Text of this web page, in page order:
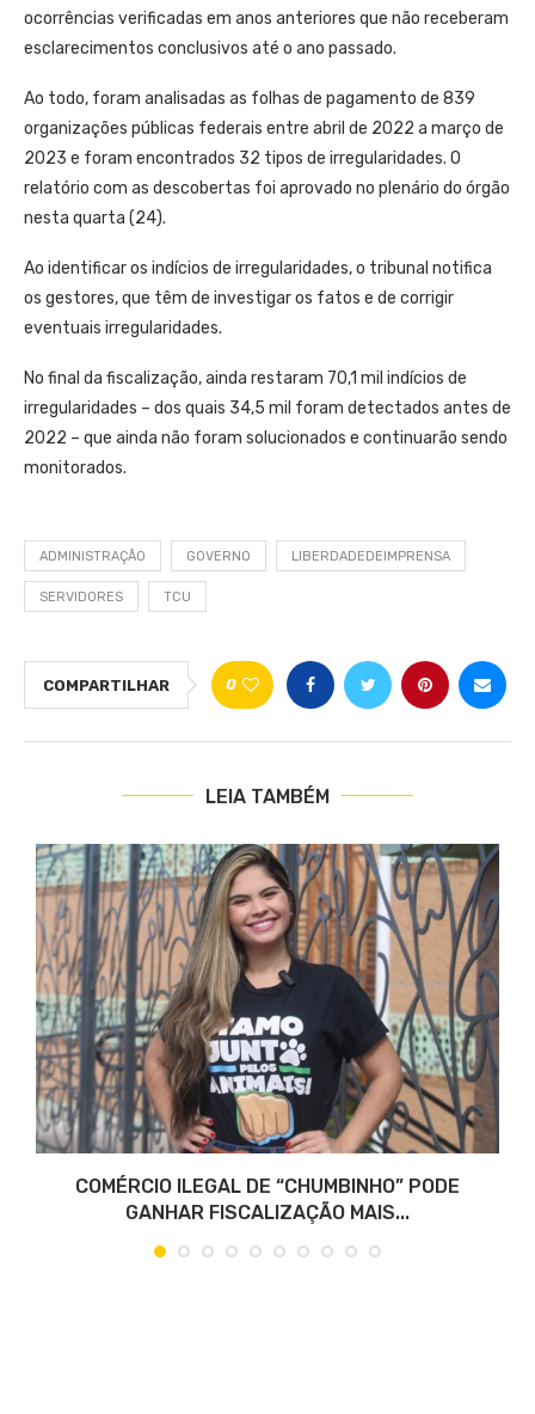
ocorrências verificadas em anos anteriores que não receberam
esclarecimentos conclusivos até o ano passado.
Ao todo, foram analisadas as folhas de pagamento de 839
organizações públicas federais entre abril de 2022 a março de
2023 e foram encontrados 32 tipos de irregularidades. O
relatório com as descobertas foi aprovado no plenário do órgão
nesta quarta (24).
Ao identificar os indícios de irregularidades, o tribunal notifica
os gestores, que têm de investigar os fatos e de corrigir
eventuais irregularidades.
No final da fiscalização, ainda restaram 70,1 mil indícios de
irregularidades – dos quais 34,5 mil foram detectados antes de
2022 – que ainda não foram solucionados e continuarão sendo
monitorados.
ADMINISTRAÇÃO GOVERNO LIBERDADEDEIMPRENSA
SERVIDORES TCU
COMPARTILHAR 0
LEIA TAMBÉM
COMÉRCIO ILEGAL DE “CHUMBINHO” PODE
GANHAR FISCALIZAÇÃO MAIS...